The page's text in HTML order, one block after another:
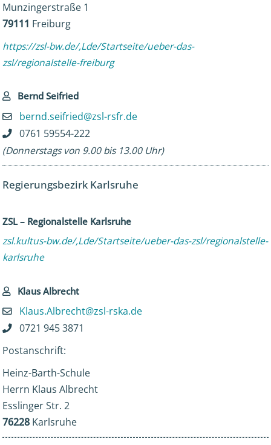
Munzingerstraße 1
79111 Freiburg
https://zsl-bw.de/,Lde/Startseite/ueber-das-
zsl/regionalstelle-freiburg
Bernd Seifried
bernd.seifried@zsl-rsfr.de
0761 59554-222
(Donnerstags von 9.00 bis 13.00 Uhr)
Regierungsbezirk Karlsruhe
ZSL – Regionalstelle Karlsruhe
zsl.kultus-bw.de/,Lde/Startseite/ueber-das-zsl/regionalstelle-
karlsruhe
Klaus Albrecht
Klaus.Albrecht@zsl-rska.de
0721 945 3871
Postanschrift:
Heinz-Barth-Schule
Herrn Klaus Albrecht
Esslinger Str. 2
76228 Karlsruhe